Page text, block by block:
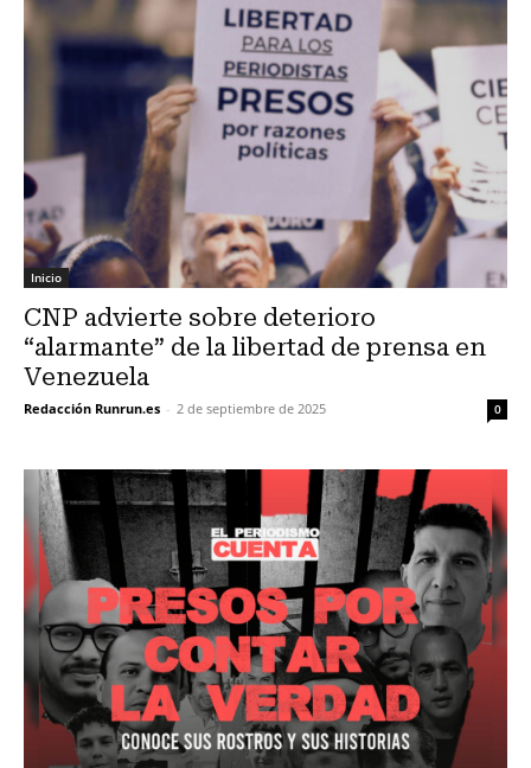
Inicio
CNP advierte sobre deterioro
“alarmante” de la libertad de prensa en
Venezuela
Redacción Runrun.es - 2 de septiembre de 2025 0